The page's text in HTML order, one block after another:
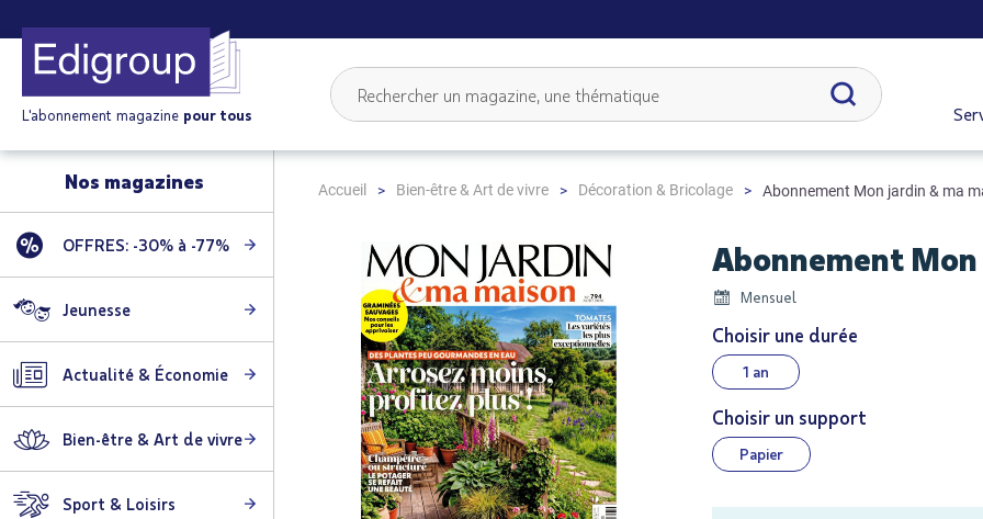
L'abonnement magazine pour tous
Accueil Bien-être & Art de vivre Décoration & Bricolage Abonnement Mon jardin & ma
images
gallery
Abonnement
Mensuel
Choisir une durée
1 an
Choisir un support
Papier
Nos magazines
OFFRES: -30% à -77%
Jeunesse
Actualité & Économie
Bien-être & Art de vivre
Sport & Loisirs